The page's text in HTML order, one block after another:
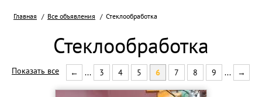
Главная Все объявления Стеклообработка
Стеклообработка
Показать все ← ... 3 4 5 6 7 8 9 ... →